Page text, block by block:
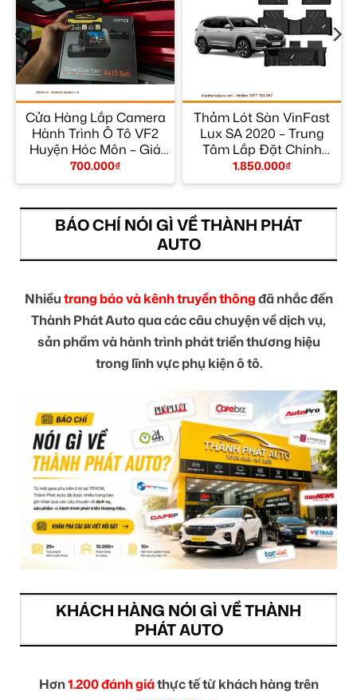
Cửa Hàng Lắp Camera
Hành Trình Ô Tô VF2
Huyện Hóc Môn – Giá
Tốt TPHCM
700.000₫
Thảm Lót Sàn VinFast
Lux SA 2020 – Trung
Tâm Lắp Đặt Chính
Hãng TPHCM
1.850.000₫
BÁO CHÍ NÓI GÌ VỀ THÀNH PHÁT
AUTO
Nhiềutrang báo và kênh truyền thôngđã nhắc đến
Thành Phát Auto qua các câu chuyện về dịch vụ,
sản phẩm và hành trình phát triển thương hiệu
trong lĩnh vực phụ kiện ô tô.
KHÁCH HÀNG NÓI GÌ VỀ THÀNH
PHÁT AUTO
Hơn1.200 đánh giáthực tế từ khách hàng trên